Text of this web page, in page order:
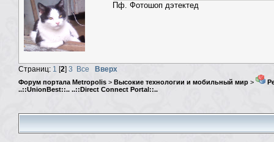
Пф. Фотошоп дэтектед
Страниц: 1 [2] 3 Все Вверх
Форум портала Metropolis > Высокие технологии и мобильный мир >
..::UnionBest::.. ..::Direct Connect Portal::..